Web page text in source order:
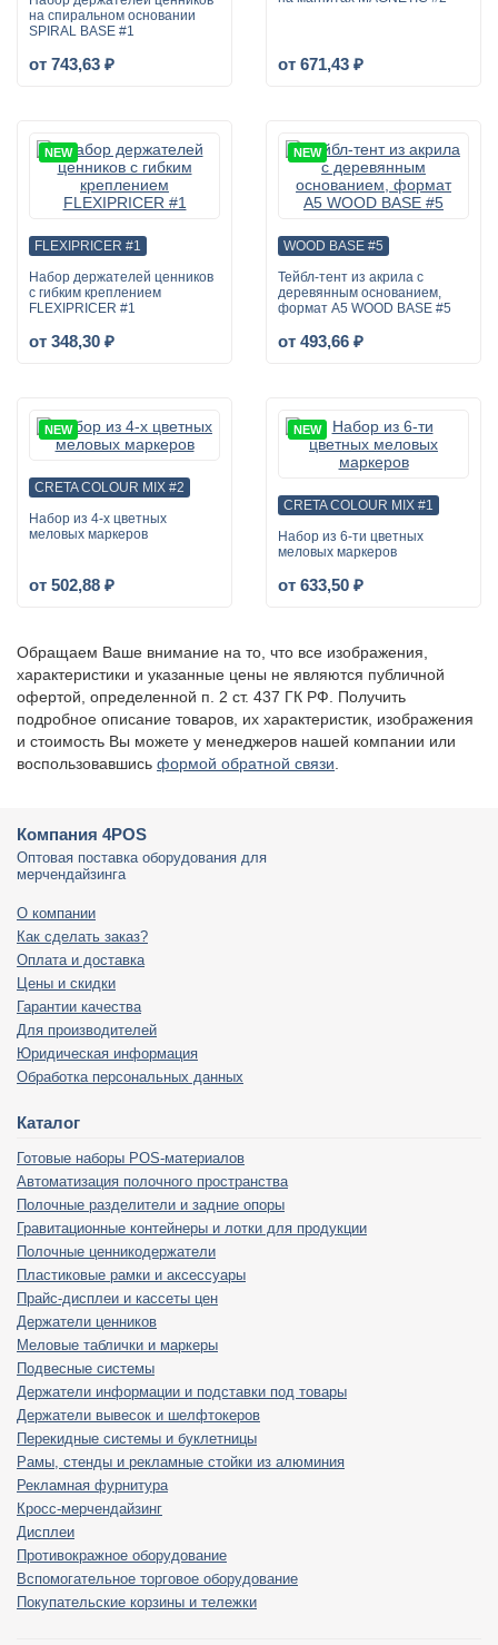
на спиральном основании
SPIRAL BASE #1
от 743,63 ₽ от 671,43 ₽
NEW
FLEXIPRICER #1
Набор держателей ценников
с гибким креплением
FLEXIPRICER #1
от 348,30 ₽
NEW
WOOD BASE #5
Тейбл-тент из акрила с
деревянным основанием,
формат А5 WOOD BASE #5
от 493,66 ₽
NEW
CRETA COLOUR MIX #2
Набор из 4-х цветных
меловых маркеров
от 502,88 ₽
NEW
CRETA COLOUR MIX #1
Набор из 6-ти цветных
меловых маркеров
от 633,50 ₽
Обращаем Ваше внимание на то, что все изображения,
характеристики и указанные цены не являются публичной
офертой, определенной п. 2 ст. 437 ГК РФ. Получить
подробное описание товаров, их характеристик, изображения
и стоимость Вы можете у менеджеров нашей компании или
воспользовавшись формой обратной связи
Компания 4POS
Оптовая поставка оборудования для
мерчендайзинга
О компании
Как сделать заказ?
Оплата и доставка
Цены и скидки
Гарантии качества
Для производителей
Юридическая информация
Обработка персональных данных
Каталог
Готовые наборы POS-материалов
Автоматизация полочного пространства
Полочные разделители и задние опоры
Гравитационные контейнеры и лотки для продукции
Полочные ценникодержатели
Пластиковые рамки и аксессуары
Прайс-дисплеи и кассеты цен
Держатели ценников
Меловые таблички и маркеры
Подвесные системы
Держатели информации и подставки под товары
Держатели вывесок и шелфтокеров
Перекидные системы и буклетницы
Рамы, стенды и рекламные стойки из алюминия
Рекламная фурнитура
Кросс-мерчендайзинг
Дисплеи
Противокражное оборудование
Вспомогательное торговое оборудование
Покупательские корзины и тележки